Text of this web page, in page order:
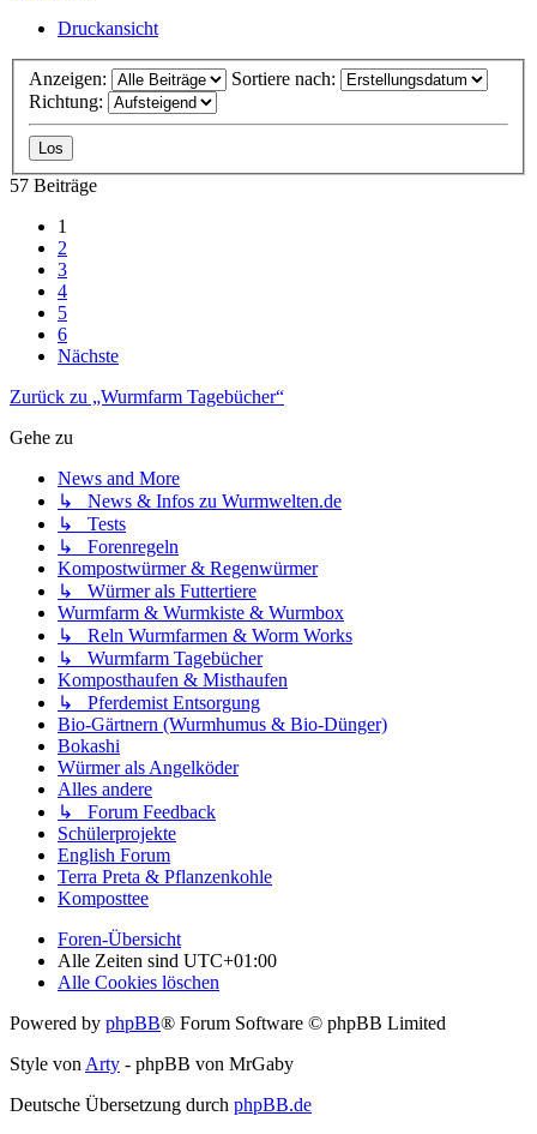
Druckansicht
Anzeigen:
Sortiere nach:
Richtung:
57 Beiträge
1
2
3
4
5
6
Nächste
Zurück zu „Wurmfarm Tagebücher“
Gehe zu
News and More
↳ News & Infos zu Wurmwelten.de
↳ Tests
↳ Forenregeln
Kompostwürmer & Regenwürmer
↳ Würmer als Futtertiere
Wurmfarm & Wurmkiste & Wurmbox
↳ Reln Wurmfarmen & Worm Works
↳ Wurmfarm Tagebücher
Komposthaufen & Misthaufen
↳ Pferdemist Entsorgung
Bio-Gärtnern (Wurmhumus & Bio-Dünger)
Bokashi
Würmer als Angelköder
Alles andere
↳ Forum Feedback
Schülerprojekte
English Forum
Terra Preta & Pflanzenkohle
Komposttee
Foren-Übersicht
Alle Zeiten sind UTC+01:00
Alle Cookies löschen
Powered by phpBB® Forum Software © phpBB Limited
Style von Arty - phpBB von MrGaby
Deutsche Übersetzung durch phpBB.de